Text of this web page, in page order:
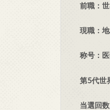
前職：
現職：
称号：
第5代世
当選回